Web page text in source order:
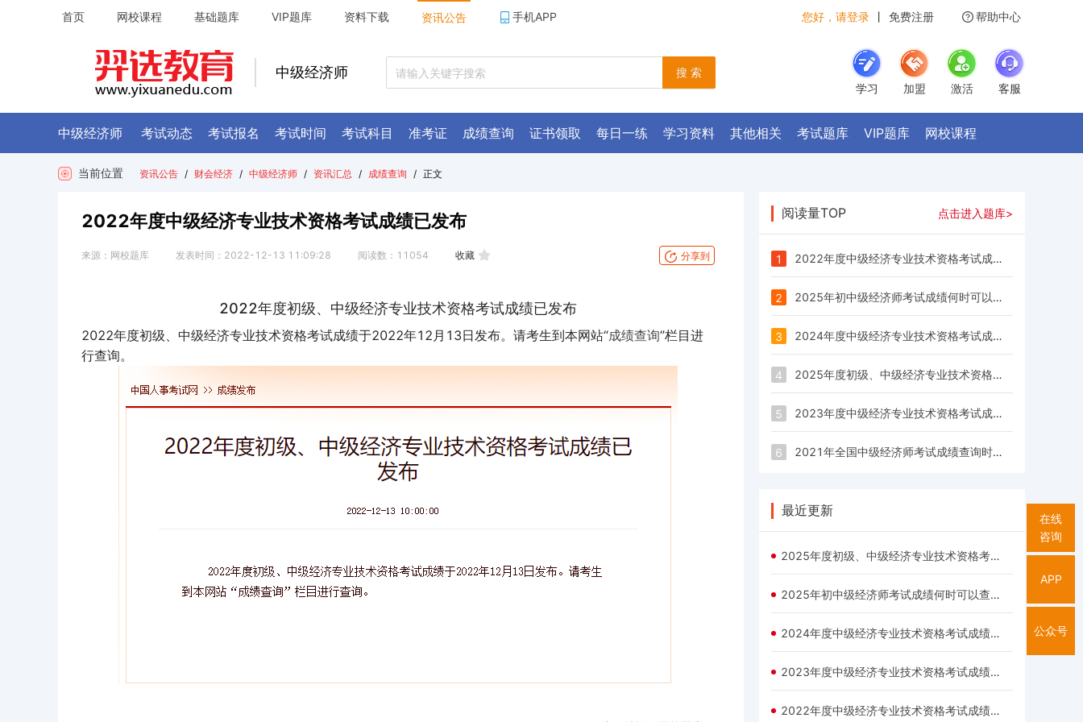
首页 网校课程 基础题库 VIP题库 资料下载 资讯公告 手机APP 您好，请登录 丨 免费注册 帮助中心
在线
咨询
APP
公众号
中级经济师
搜 索
学习
加盟 激活 客服
中级经济师 考试动态 考试报名 考试时间 考试科目 准考证 成绩查询 证书领取 每日一练 学习资料 其他相关 考试题库 VIP题库 网校课程
当前位置 资讯公告 / 财会经济 / 中级经济师 / 资讯汇总 / 成绩查询 / 正文
2022年度中级经济专业技术资格考试成绩已发布
来源： 网校题库 发表时间： 2022-12-13 11:09:28 阅读数： 11054 收藏 分享到
2022年度初级、中级经济专业技术资格考试成绩已发布
2022年度初级、中级经济专业技术资格考试成绩于2022年12月13日发布。请考生到本网站“成绩查询”栏目进
行查询。
阅读量TOP 点击进入题库>
1 2022年度中级经济专业技术资格考试成绩已发布
2 2025年初中级经济师考试成绩何时可以查询？
3 2024年度中级经济专业技术资格考试成绩已公布
4 2025年度初级、中级经济专业技术资格考试成绩已公布
5 2023年度中级经济专业技术资格考试成绩于2023年12月18日公布
6 2021年全国中级经济师考试成绩查询时间及查询入口一览表
最近更新
2025年度初级、中级经济专业技术资格考试成绩已公布
2025年初中级经济师考试成绩何时可以查询？
2024年度中级经济专业技术资格考试成绩已公布
2023年度中级经济专业技术资格考试成绩于2023年12月18日公布
2022年度中级经济专业技术资格考试成绩已发布